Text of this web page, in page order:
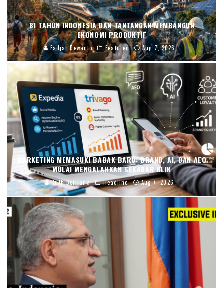
81 TAHUN INDONESIA DAN TANTANGAN MEMBANGUN
EKONOMI PRODUKTIF
Fadjar Dewanto Featured Aug 7, 2026
MARKETING MEMASUKI BABAK BARU: BRAND, AI, DAN AEO
MULAI MENGALAHKAN SEKADAR KLIK
Ruth Berliana Headline Aug 7, 2026